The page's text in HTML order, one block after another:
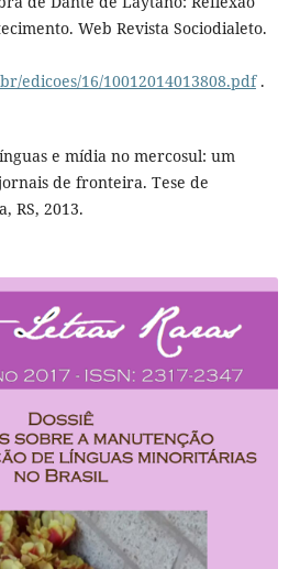
Web Revista Sociodialeto.
edicoes/16/10012014013808.pdf.
e mídia no mercosul: um
de fronteira. Tese de
RS, 2013.